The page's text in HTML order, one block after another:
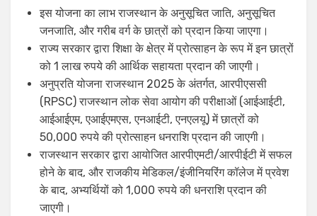
इस योजना का लाभ राजस्थान के अनुसूचित जाति, अनुसूचित
जनजाति, और गरीब वर्ग के छात्रों को प्रदान किया जाएगा।
राज्य सरकार द्वारा शिक्षा के क्षेत्र में प्रोत्साहन के रूप में इन छात्रों
को 1 लाख रुपये की आर्थिक सहायता प्रदान की जाएगी।
अनुप्रति योजना राजस्थान 2025 के अंतर्गत, आरपीएससी
(RPSC) राजस्थान लोक सेवा आयोग की परीक्षाओं (आईआईटी,
आईआईएम, एआईएमएस, एनआईटी, एनएलयू) में छात्रों को
50,000 रुपये की प्रोत्साहन धनराशि प्रदान की जाएगी।
राजस्थान सरकार द्वारा आयोजित आरपीएमटी/आरपीईटी में सफल
होने के बाद, और राजकीय मेडिकल/इंजीनियरिंग कॉलेज में प्रवेश
के बाद, अभ्यर्थियों को 1,000 रुपये की धनराशि प्रदान की
जाएगी।